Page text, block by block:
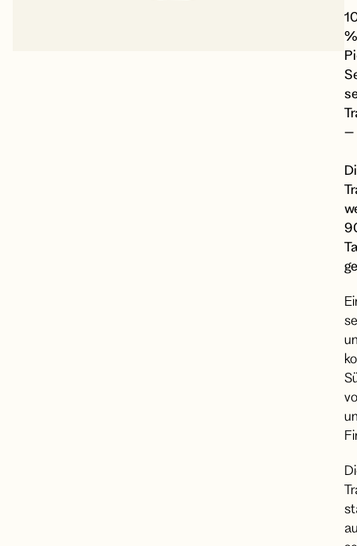
%
–